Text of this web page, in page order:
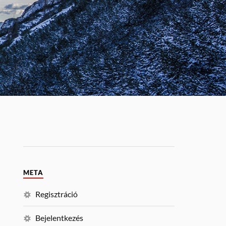
META
Regisztráció
Bejelentkezés